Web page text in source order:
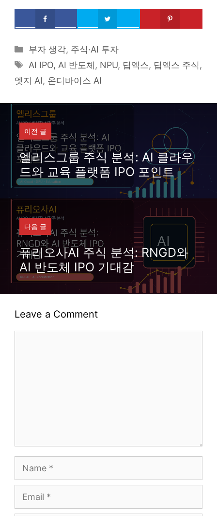
Categories
부자 생각, 주식·AI 투자
Tags
AI IPO, AI 반도체, NPU, 딥엑스, 딥엑스 주식,
엣지 AI, 온디바이스 AI
이전 글
엘리스그룹 주식 분석: AI 클라우
드와 교육 플랫폼 IPO 포인트
다음 글
퓨리오사AI 주식 분석: RNGD와
AI 반도체 IPO 기대감
Leave a Comment
Name
Email